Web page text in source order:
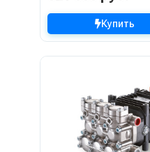
Купить